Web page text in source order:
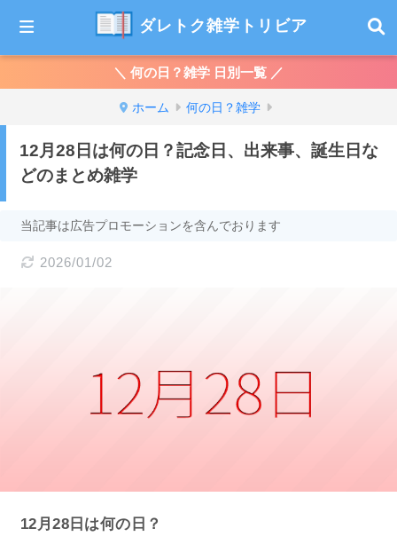
ダレトク雑学トリビア
＼ 何の日？雑学 日別一覧 ／
ホーム 何の日？雑学
12月28日は何の日？記念日、出来事、誕生日な
どのまとめ雑学
当記事は広告プロモーションを含んでおります
2026/01/02
12月28日は何の日？